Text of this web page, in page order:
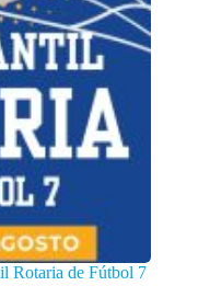
Rotaria de Fútbol 7